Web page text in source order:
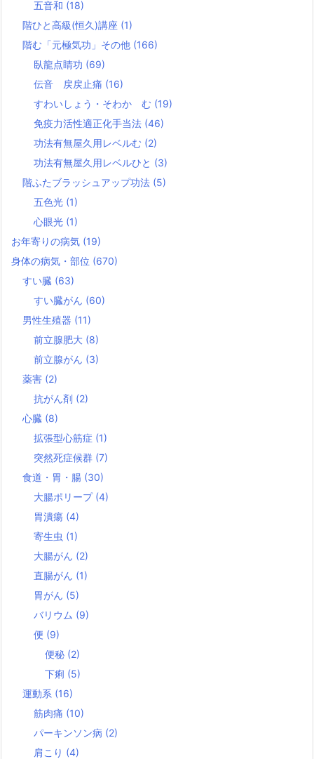
五音和 (18)
階ひと高級(恒久)講座 (1)
階む「元極気功」その他 (166)
臥龍点睛功 (69)
伝音 戻戻止痛 (16)
すわいしょう・そわか む (19)
免疫力活性適正化手当法 (46)
功法有無屋久用レベルむ (2)
功法有無屋久用レベルひと (3)
階ふたブラッシュアップ功法 (5)
五色光 (1)
心眼光 (1)
お年寄りの病気 (19)
身体の病気・部位 (670)
すい臓 (63)
すい臓がん (60)
男性生殖器 (11)
前立腺肥大 (8)
前立腺がん (3)
薬害 (2)
抗がん剤 (2)
心臓 (8)
拡張型心筋症 (1)
突然死症候群 (7)
食道・胃・腸 (30)
大腸ポリープ (4)
胃潰瘍 (4)
寄生虫 (1)
大腸がん (2)
直腸がん (1)
胃がん (5)
バリウム (9)
便 (9)
便秘 (2)
下痢 (5)
運動系 (16)
筋肉痛 (10)
パーキンソン病 (2)
肩こり (4)